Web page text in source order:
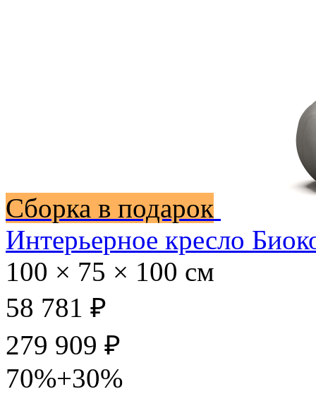
Сборка в подарок
Интерьерное кресло
100 × 75 × 100 см
58 781 ₽
279 909 ₽
70%+30%